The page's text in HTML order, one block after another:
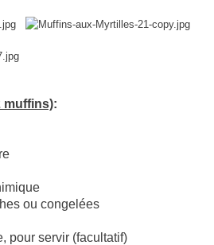
muffins):
ou congelées
, pour servir (facultatif)